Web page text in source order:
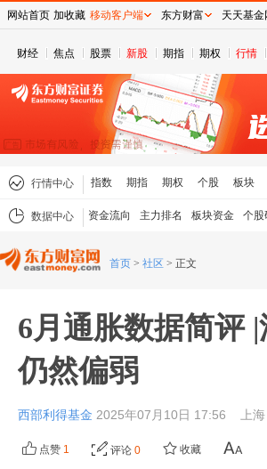
财经 焦点 股票 新股 期指 期权 行情
行情中心 指数 期指 期权 个股 板块
数据中心 资金流向 主力排名 板块资金 个股
首页 > 社区 > 正文
6月通胀数据简评
仍然偏弱
西部利得基金 2025年07月10日 17:56 上海
点赞 1 评论 0 收藏
网站首页 加收藏 移动客户端 东方财富 天天基金